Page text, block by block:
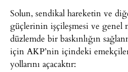
Solun, sendikal hareketin ve
güçlerinin işçileşmesi ve genel
düzlemde bir baskınlığın
için AKP’nin içindeki
yollarını açacaktır: